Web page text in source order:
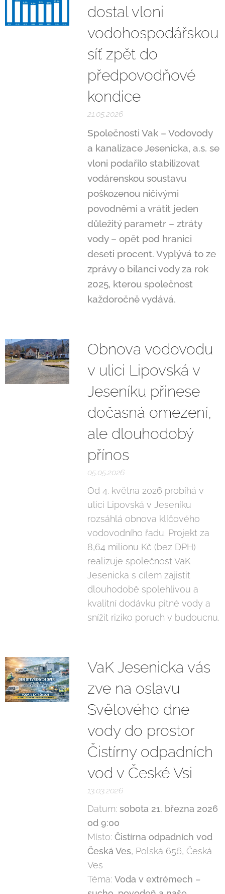
dostal vloni
vodohospodářskou
síť zpět do
předpovodňové
kondice
21.05.2026
Společnosti Vak – Vodovody
a kanalizace Jesenicka, a.s. se
vloni podařilo stabilizovat
vodárenskou soustavu
poškozenou ničivými
povodněmi a vrátit jeden
důležitý parametr – ztráty
vody – opět pod hranici
deseti procent. Vyplývá to ze
zprávy o bilanci vody za rok
2025, kterou společnost
každoročně vydává.
Obnova vodovodu
v ulici Lipovská v
Jeseníku přinese
dočasná omezení,
ale dlouhodobý
přínos
05.05.2026
Od 4. května 2026 probíhá v
ulici Lipovská v Jeseníku
rozsáhlá obnova klíčového
vodovodního řadu. Projekt za
8,64 milionu Kč (bez DPH)
realizuje společnost VaK
Jesenicka s cílem zajistit
dlouhodobě spolehlivou a
kvalitní dodávku pitné vody a
snížit riziko poruch v budoucnu.
VaK Jesenicka vás
zve na oslavu
Světového dne
vody do prostor
Čistírny odpadních
vod v České Vsi
13.03.2026
Datum:sobota 21. března 2026
od 9:00
Místo:Čistírna odpadních vod
Česká Ves, Polská 656, Česká
Ves
Téma:Voda v extrémech –